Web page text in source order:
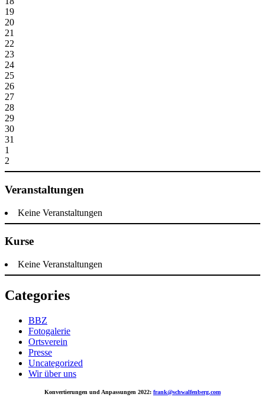
19
20
21
22
23
24
25
26
27
28
29
30
31
1
2
Veranstaltungen
Keine Veranstaltungen
Kurse
Keine Veranstaltungen
Categories
BBZ
Fotogalerie
Ortsverein
Presse
Uncategorized
Wir über uns
Konvertierungen und Anpassungen 2022: frank@schwalfenberg.com